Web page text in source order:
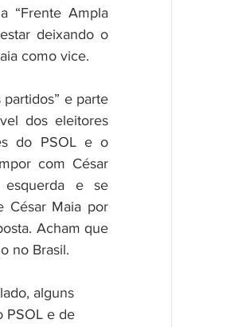
“Frente Ampla
deixando o
como vice.
e parte
dos eleitores
do PSOL e o
com César
e se
César Maia por
Acham que
no Brasil.
alguns
PSOL e de